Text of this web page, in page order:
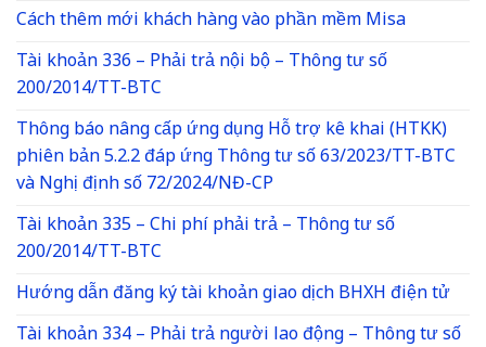
Cách thêm mới khách hàng vào phần mềm Misa
Tài khoản 336 – Phải trả nội bộ – Thông tư số
200/2014/TT-BTC
Thông báo nâng cấp ứng dụng Hỗ trợ kê khai (HTKK)
phiên bản 5.2.2 đáp ứng Thông tư số 63/2023/TT-BTC
và Nghị định số 72/2024/NĐ-CP
Tài khoản 335 – Chi phí phải trả – Thông tư số
200/2014/TT-BTC
Hướng dẫn đăng ký tài khoản giao dịch BHXH điện tử
Tài khoản 334 – Phải trả người lao động – Thông tư số